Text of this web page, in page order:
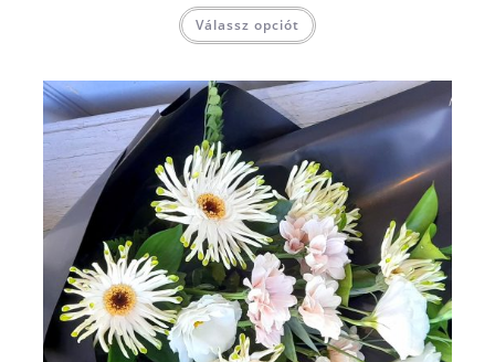
Válassz opciót